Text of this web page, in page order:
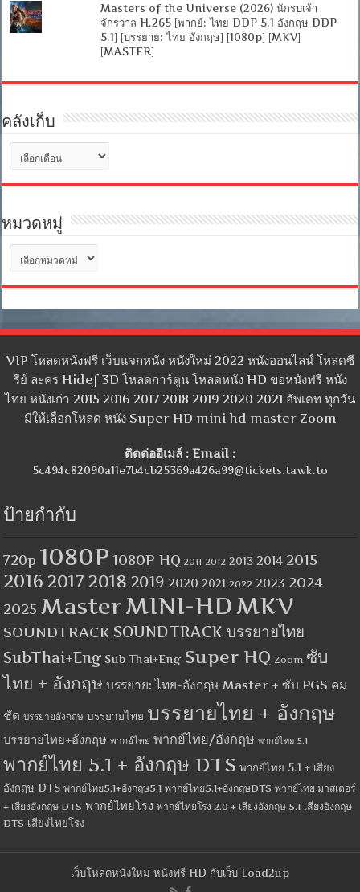
Masters of the Universe (2026) นักรบเจ้า
จักรวาล H.265 [พากย์: ไทย DDP 5.1 อังกฤษ DDP
5.1] [บรรยาย: ไทย อังกฤษ] [1080p] [MKV]
[MASTER]
คลังเก็บ
เก็บ
หมวดหมู่
หมู่
VIP โหลดหนังฟรี เว็บแจกหนัง หนังใหม่ 2022 หนังออนไลน์ โหลดซี
รีย์ ละคร Hidef 3D โหลดการ์ตูน โหลดหนัง HD ขอหนังฟรี หนัง
ไทย หนังเก่า 2015 2016 2017 2018 2019 2020 2021 อัพเดท ทุกวัน
มีให้เลือกโหลด หนัง Super HD mini hd master Zoom
ติดต่ออีเมล์ : Email :
5c494c82090a11e7b4cb25369a426a99@tickets.tawk.to
ป้ายกำกับ
720p 1080P 1080P HQ 2011 2012 2013 2014 2015
2016 2017 2018 2019 2020 2021 2022 2023 2024
2025 MasterMINI-HDMKV
SOUNDTRACK SOUNDTRACK บรรยายไทย
SubThai+Eng Sub Thai+Eng Super HQ Zoom ซับ
ไทย + อังกฤษ บรรยาย: ไทย-อังกฤษ Master + ซับ PGS คม
ชัด บรรยายอังกฤษ บรรยายไทย บรรยายไทย + อังกฤษ
บรรยายไทย+อังกฤษ พากย์ไทย พากย์ไทย/อังกฤษ พากย์ไทย 5.1
พากย์ไทย 5.1 + อังกฤษ DTS พากย์ไทย 5.1 + เสียง
อังกฤษ DTS พากย์ไทย5.1+อังกฤษ5.1 พากย์ไทย5.1+อังกฤษDTS พากย์ไทย มาสเตอร์
+ เสียงอังกฤษ DTS พากย์ไทยโรง พากย์ไทยโรง 2.0 + เสียงอังกฤษ 5.1 เสียงอังกฤษ
DTS เสียงไทยโรง
เว็บโหลดหนังใหม่ หนังฟรี HD กับเว็บ Load2up